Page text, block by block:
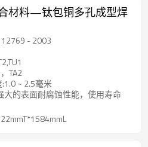
材料—钛包铜多孔成型焊
- 2003
TA2
~ 2.5毫米
大的表面耐腐蚀性能，使用寿命